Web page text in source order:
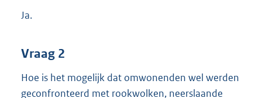
Ja.
Vraag 2
Hoe is het mogelijk dat omwonenden wel werden
geconfronteerd met rookwolken, neerslaande